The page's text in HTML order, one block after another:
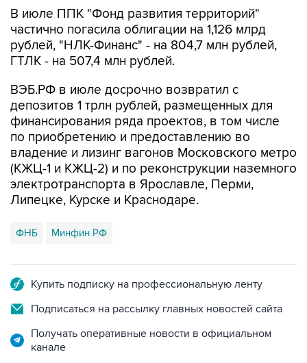
В июле ППК "Фонд развития территорий"
частично погасила облигации на 1,126 млрд
рублей, "НЛК-Финанс" - на 804,7 млн рублей,
ГТЛК - на 507,4 млн рублей.
ВЭБ.РФ в июле досрочно возвратил с
депозитов 1 трлн рублей, размещенных для
финансирования ряда проектов, в том числе
по приобретению и предоставлению во
владение и лизинг вагонов Московского метро
(КЖЦ-1 и КЖЦ-2) и по реконструкции наземного
электротранспорта в Ярославле, Перми,
Липецке, Курске и Краснодаре.
ФНБ Минфин РФ
Купить подписку на профессиональную ленту
Подписаться на рассылку главных новостей сайта
Получать оперативные новости в официальном
канале